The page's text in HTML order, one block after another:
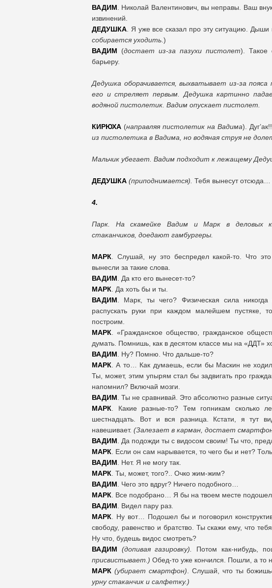
ВАДИМ . Николай Валентинович, вы неправы. Ваш
извинений.
ДЕДУШКА . Я уже все сказал про эту ситуацию.
собирается уходить .)
ВАДИМ (достает из-за пазухи пистолет). Такое
барьеру.
Дедушка оборачивается, выхватывает из-за
его и стреляет первым. Дедушка картинно
водяной пистолетик. Вадим опускает пистолет.
КИРЮХА (направляя пистолетик на Вадима).
из пистолетика в Вадима, но водяная струя не
Мальчик убегает. Вадим подходит к лежащему
ДЕДУШКА (приподнимается). Тебя вынесут
4.
Парк. На скамейке Вадим и Марк в деловых
стаканчиков, доедают гамбургеры.
МАРК . Слушай, ну это беспредел какой-то. Что
вынесли за такие слова.
ВАДИМ . Да кто его вынесет-то?
МАРК . Да хоть бы и ты.
ВАДИМ . Марк, ты чего? Физическая сила
распускать руки при каждом малейшем пустяке,
построим.
МАРК . «Гражданское общество, гражданское
думать. Помнишь, как в десятом классе мы на «ДДТ»
ВАДИМ . Ну? Помню. Что дальше-то?
МАРК . А то… Как думаешь, если бы Маскин не
Ты, может, этим упырям стал бы задвигать про
напомнил? Включай мозги.
ВАДИМ . Ты не сравнивай. Это абсолютно разные
МАРК . Какие разные-то? Тем гопникам сколько
шестнадцать. Вот и вся разница. Кстати, я тут
навешивает. (Залезает в карман, достает
ВАДИМ . Да подожди ты с видосом своим! Ты что,
МАРК . Если он сам нарывается, то чего бы и нет?
ВАДИМ . Нет. Я не могу так.
МАРК . Ты, может, того?.. Очко жим-жим?
ВАДИМ . Чего это вдруг? Ничего подобного…
МАРК . Все подобрано… Я бы на твоем месте
ВАДИМ . Видел пару раз.
МАРК . Ну вот… Подошел бы и поговорил
свободу, равенство и братство. Ты скажи ему, что
Ну что, будешь видос смотреть?
ВАДИМ
(допивая газировку). Потом как-нибудь,
присвистывает.) Обед-то уже кончился. Пошли, а то
МАРК (убирает смартфон) . Слушай, что ты
урну стаканчик и салфетку.)